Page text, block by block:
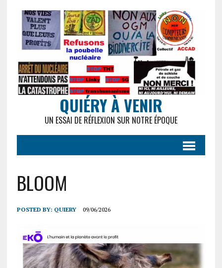
QUIÉRY À VENIR
UN ESSAI DE RÉFLEXION SUR NOTRE ÉPOQUE
BLOOM
POSTED BY: QUIERY 09/06/2026